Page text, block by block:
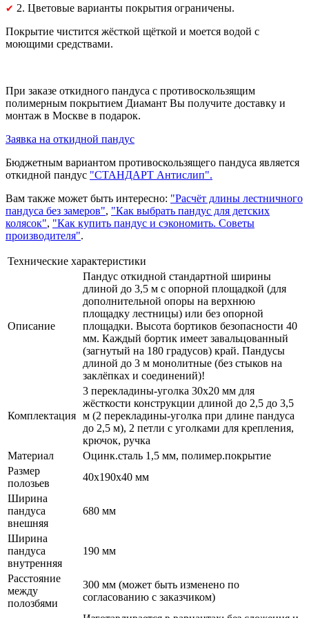
✔ 2. Цветовые варианты покрытия ограничены.
Покрытие чистится жёсткой щёткой и моется водой с
моющими средствами.
При заказе откидного пандуса с противоскользящим
полимерным покрытием Диамант Вы получите доставку и
монтаж в Москве в подарок.
Заявка на откидной пандус
Бюджетным вариантом противоскользящего пандуса является
откидной пандус "СТАНДАРТ Антислип".
Вам также может быть интересно: "Расчёт длины лестничного
пандуса без замеров", "Как выбрать пандус для детских
колясок", "Как купить пандус и сэкономить. Советы
производителя".
Технические характеристики
Описание
Пандус откидной стандартной ширины
длиной до 3,5 м с опорной площадкой (для
дополнительной опоры на верхнюю
площадку лестницы) или без опорной
площадки. Высота бортиков безопасности 40
мм. Каждый бортик имеет завальцованный
(загнутый на 180 градусов) край. Пандусы
длиной до 3 м монолитные (без стыков на
заклёпках и соединений)!
Комплектация
3 перекладины-уголка 30х20 мм для
жёсткости конструкции длиной до 2,5 до 3,5
м (2 перекладины-уголка при длине пандуса
до 2,5 м), 2 петли с уголками для крепления,
крючок, ручка
Материал
Оцинк.сталь 1,5 мм, полимер.покрытие
Размер
полозьев
40х190х40 мм
Ширина
пандуса
внешняя
680 мм
Ширина
пандуса
внутренняя
190 мм
Расстояние
между
полозбями
300 мм (может быть изменено по
согласованию с заказчиком)